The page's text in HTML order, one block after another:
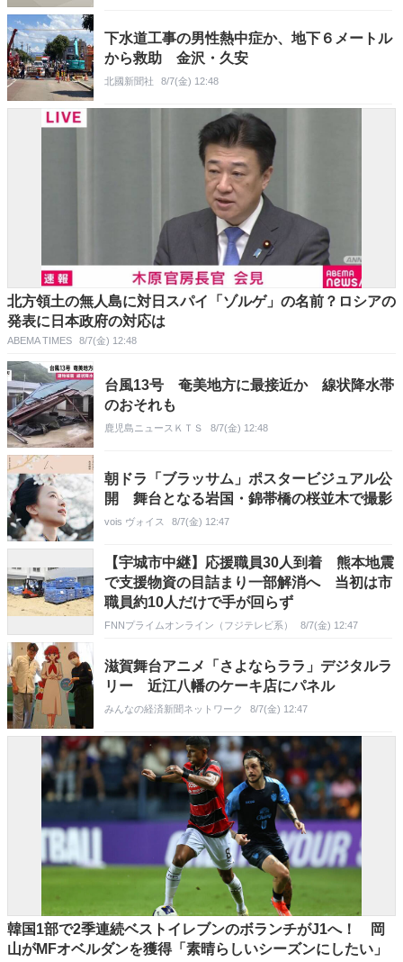
下水道工事の男性熱中症か、地下６メートル
から救助 金沢・久安
北國新聞社 8/7(金) 12:48
北方領土の無人島に対日スパイ「ゾルゲ」の名前？ロシアの
発表に日本政府の対応は
ABEMA TIMES 8/7(金) 12:48
台風13号 奄美地方に最接近か 線状降水帯
のおそれも
鹿児島ニュースＫＴＳ 8/7(金) 12:48
朝ドラ「ブラッサム」ポスタービジュアル公
開 舞台となる岩国・錦帯橋の桜並木で撮影
vois ヴォイス 8/7(金) 12:47
【宇城市中継】応援職員30人到着 熊本地震
で支援物資の目詰まり一部解消へ 当初は市
職員約10人だけで手が回らず
FNNプライムオンライン（フジテレビ系） 8/7(金) 12:47
滋賀舞台アニメ「さよならララ」デジタルラ
リー 近江八幡のケーキ店にパネル
みんなの経済新聞ネットワーク 8/7(金) 12:47
韓国1部で2季連続ベストイレブンのボランチがJ1へ！ 岡
山がMFオベルダンを獲得「素晴らしいシーズンにしたい」